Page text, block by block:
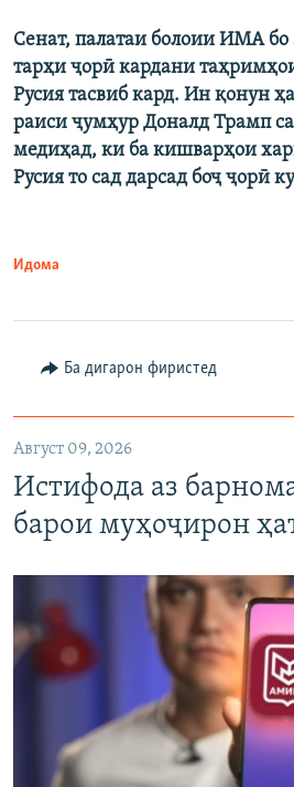
Сенат, палатаи болоии ИМА бо
тарҳи ҷорӣ кардани
Русия тасвиб кард. Ин қонун
раиси ҷумҳур Доналд Трамп
медиҳад, ки ба кишварҳои
Русия то сад дарсад боҷ ҷорӣ
Идома
Ба дигарон фиристед
Август 09, 2026
Истифода аз
барои муҳоҷирон